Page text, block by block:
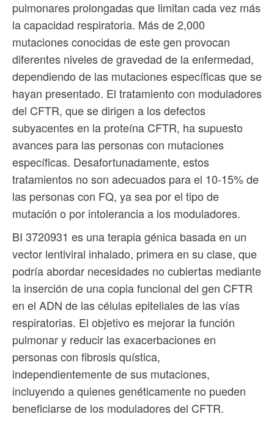
pulmonares prolongadas que limitan cada vez más
la capacidad respiratoria. Más de 2,000
mutaciones conocidas de este gen provocan
diferentes niveles de gravedad de la enfermedad,
dependiendo de las mutaciones específicas que se
hayan presentado. El tratamiento con moduladores
del CFTR, que se dirigen a los defectos
subyacentes en la proteína CFTR, ha supuesto
avances para las personas con mutaciones
específicas. Desafortunadamente, estos
tratamientos no son adecuados para el 10-15% de
las personas con FQ, ya sea por el tipo de
mutación o por intolerancia a los moduladores.
BI 3720931 es una terapia génica basada en un
vector lentiviral inhalado, primera en su clase, que
podría abordar necesidades no cubiertas mediante
la inserción de una copia funcional del gen CFTR
en el ADN de las células epiteliales de las vías
respiratorias. El objetivo es mejorar la función
pulmonar y reducir las exacerbaciones en
personas con fibrosis quística,
independientemente de sus mutaciones,
incluyendo a quienes genéticamente no pueden
beneficiarse de los moduladores del CFTR.